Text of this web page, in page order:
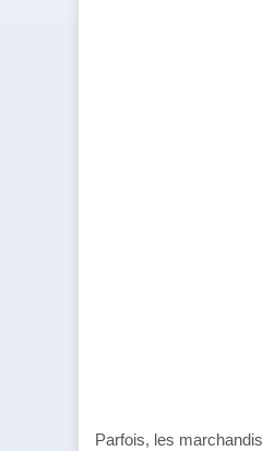
Parfois, les